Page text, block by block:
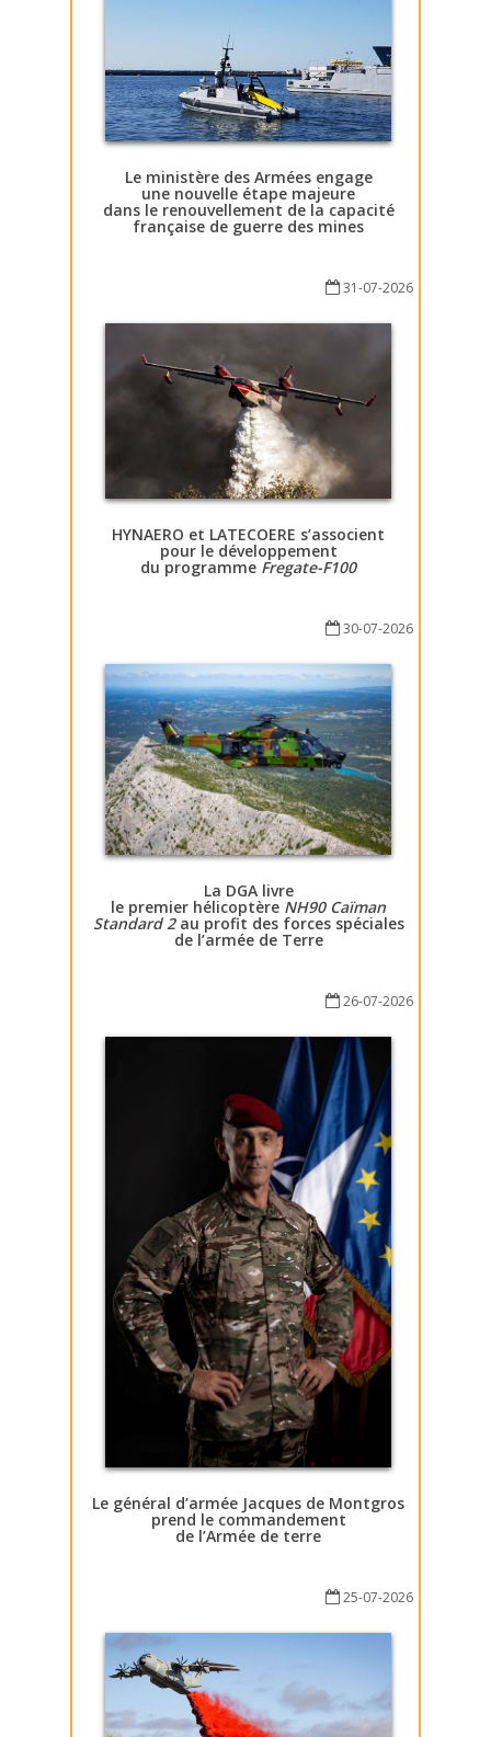
Le ministère des Armées engage
une nouvelle étape majeure
dans le renouvellement de la capacité
française de guerre des mines
31-07-2026
HYNAERO et LATECOERE s’associent
pour le développement
du programme Fregate-F100
30-07-2026
La DGA livre
le premier hélicoptère NH90 Caïman
Standard 2au profit des forces spéciales
de l’armée de Terre
26-07-2026
Le général d’armée Jacques de Montgros
prend le commandement
de l’Armée de terre
25-07-2026